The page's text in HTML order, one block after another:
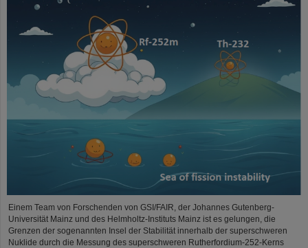
Einem Team von Forschenden von GSI/FAIR, der Johannes Gutenberg-
Universität Mainz und des Helmholtz-Instituts Mainz ist es gelungen, die
Grenzen der sogenannten Insel der Stabilität innerhalb der superschweren
Nuklide durch die Messung des superschweren Rutherfordium-252-Kerns